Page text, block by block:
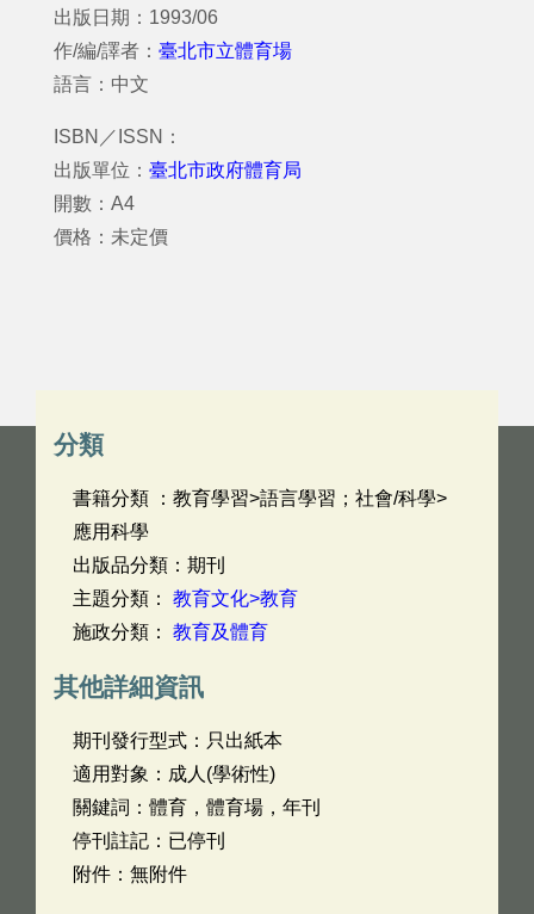
出版日期：1993/06
作/編/譯者： 臺北市立體育場
語言：中文
ISBN／ISSN：
出版單位： 臺北市政府體育局
開數：A4
價格：未定價
分類
書籍分類 ：教育學習>語言學習；社會/科學>
應用科學
出版品分類：期刊
主題分類： 教育文化>教育
施政分類： 教育及體育
其他詳細資訊
期刊發行型式：只出紙本
適用對象：成人(學術性)
關鍵詞：體育，體育場，年刊
停刊註記：已停刊
附件：無附件